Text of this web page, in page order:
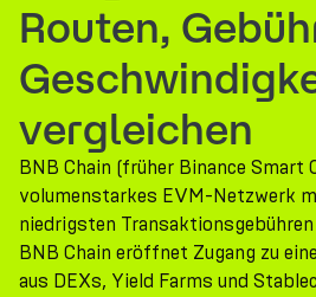
Ressourcen
Unternehmen
Routen,
vergleichen
BNB Chain (früher Binance Smart
volumenstarkes EVM-Netzwerk
niedrigsten Transaktionsgebühren
BNB Chain eröffnet Zugang zu
aus DEXs, Yield Farms und